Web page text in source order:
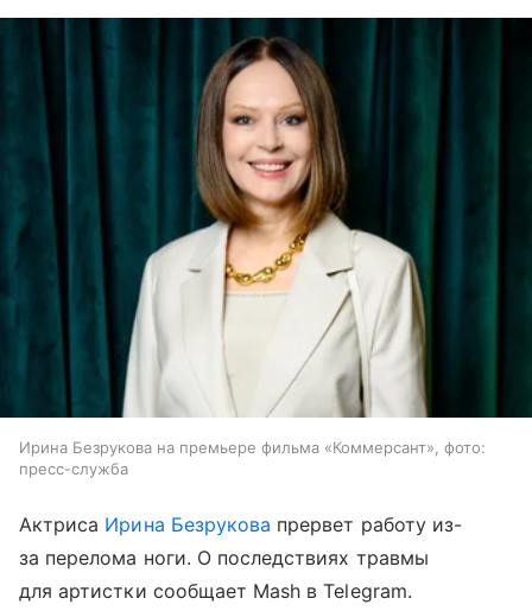
Ирина Безрукова на премьере фильма «Коммерсант», фото:
пресс-служба
Актриса Ирина Безрукова прервет работу из-
за перелома ноги. О последствиях травмы
для артистки сообщает Mash в Telegram.